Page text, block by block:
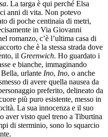
. La targa è qui perché Elsa
anni di vita. Non potevo
di poche centinaia di metri,
in Via Giovanni
romanzo, c’è l’ultima casa di
che è la stessa strada dove
il Greenwich. Ho guardato i
e bianche, immaginando
urlante Ino, Ino, o anche
di avere quella nausea da
preferito, delineato da
più puro esistente, messo in
La sua innocenza e il suo
aver visto quel treno a Tiburtina
di sterminio, sono lo squarcio